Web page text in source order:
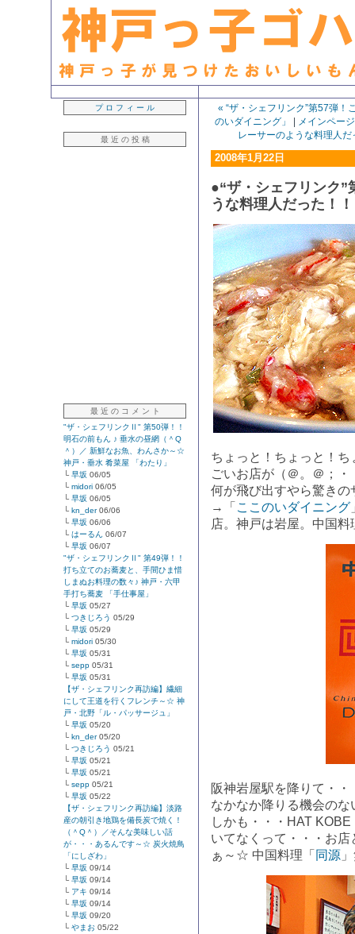
プ ロ フ ィ ー ル
最 近 の 投 稿
最 近 の コ メ ン ト
"ザ・シェフリンクⅡ" 第50弾！！
明石の前もん ♪ 垂水の昼網（＾Q
＾）／ 新鮮なお魚、わんさか～☆
神戸・垂水 肴菜屋 「わたり」
└ 早坂 06/05
└ midori 06/05
└ 早坂 06/05
└ kn_der06/06
└ 早坂 06/06
└ はーるん 06/07
└ 早坂 06/07
"ザ・シェフリンクⅡ" 第49弾！！
打ち立てのお蕎麦と、手間ひま惜
しまぬお料理の数々♪ 神戸・六甲
手打ち蕎麦 「手仕事屋」
└ 早坂 05/27
└ つきじろう 05/29
└ 早坂 05/29
└ midori 05/30
└ 早坂 05/31
└ sepp 05/31
└ 早坂 05/31
【ザ・シェフリンク再訪編】繊細
にして王道を行くフレンチ～☆ 神
戸・北野「ル・パッサージュ」
└ 早坂 05/20
└ kn_der05/20
└ つきじろう 05/21
└ 早坂 05/21
└ 早坂 05/21
└ sepp 05/21
└ 早坂 05/22
【ザ・シェフリンク再訪編】淡路
産の朝引き地鶏を備長炭で焼く！
（＾Q＾）／そんな美味しい話
が・・・あるんです～☆ 炭火焼鳥
「にしざわ」
└ 早坂 09/14
└ 早坂 09/14
└ アキ 09/14
└ 早坂 09/14
└ 早坂 09/20
└ やまお 05/22
« “ザ・シェフリンク”第57弾！
のいダイニング」
メインペー
レーサーのような料理人
2008年1月22日
●“ザ・シェフリンク”
うな料理人だった！
ちょっと！ちょっと！
ごいお店が（＠。＠；
何が飛び出すやら驚き
→「 ここのいダイニング
店。神戸は岩屋。中国料
阪神岩屋駅を降りて・
なかなか降りる機会のな
しかも・・・HAT
いてなくって・・・お
ぁ～☆ 中国料理「 同源